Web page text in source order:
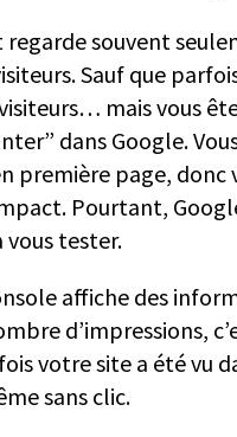
souvent
Sauf que
mais vous
dans Google.
première page, donc
Pourtant,
vous tester.
affiche des
d’impressions,
votre site a été vu
sans clic.